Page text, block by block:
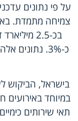
על פי נתונים
צמיחה מתמדת.
בכ-2.5
כ-3%.
בישראל, הביקוש
במיוחד באירועים
תאי שירותים